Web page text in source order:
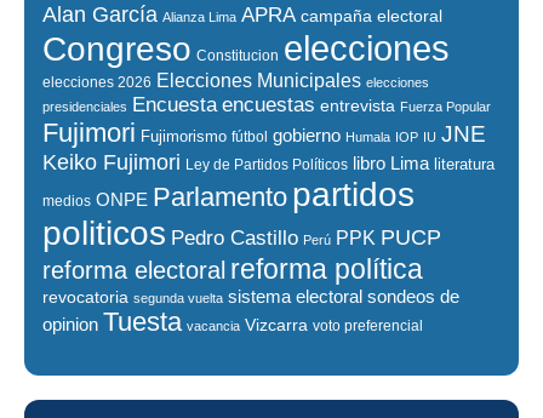
Alan García Alianza Lima APRA campaña electoral
Congreso Constitucion elecciones
elecciones 2026 Elecciones Municipales elecciones
presidenciales Encuesta encuestas entrevista Fuerza Popular
Fujimori Fujimorismo fútbol gobierno Humala IOP IU JNE
Keiko Fujimori Ley de Partidos Políticos libro Lima literatura
medios ONPE Parlamento partidos
politicos Pedro Castillo Perú PPK PUCP
reforma electoral reforma política
revocatoria segunda vuelta sistema electoral sondeos de
opinion Tuesta vacancia Vizcarra voto preferencial